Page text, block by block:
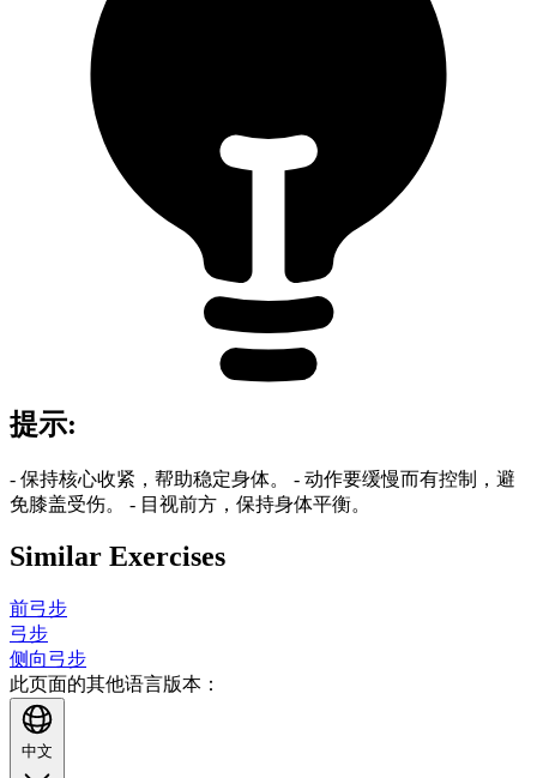
提示:
- 保持核心收紧，帮助稳定身体。 - 动作要缓慢而有控制，避
免膝盖受伤。 - 目视前方，保持身体平衡。
Similar Exercises
前弓步
弓步
侧向弓步
此页面的其他语言版本：
中文